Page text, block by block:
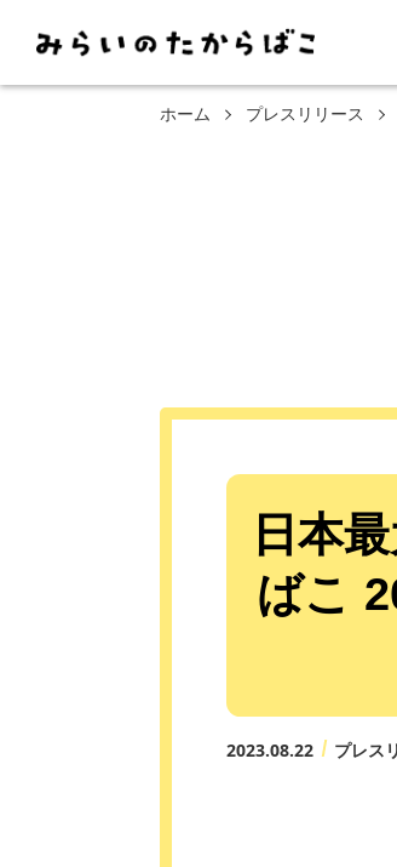
ホーム プレスリリース
日本
ばこ
2023.08.22 プレス